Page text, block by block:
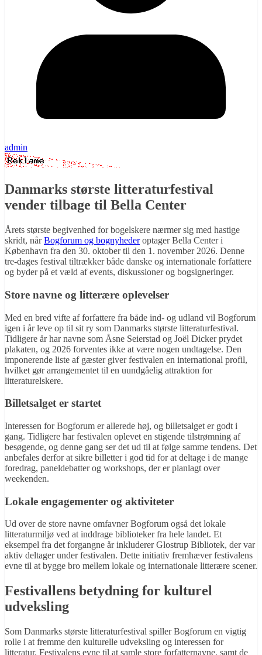
admin
Danmarks største litteraturfestival
vender tilbage til Bella Center
Årets største begivenhed for bogelskere nærmer sig med hastige
skridt, nårBogforum og bognyhederoptager Bella Center i
København fra den 30. oktober til den 1. november 2026. Denne
tre-dages festival tiltrækker både danske og internationale forfattere
og byder på et væld af events, diskussioner og bogsigneringer.
Store navne og litterære oplevelser
Med en bred vifte af forfattere fra både ind- og udland vil Bogforum
igen i år leve op til sit ry som Danmarks største litteraturfestival.
Tidligere år har navne som Åsne Seierstad og Joël Dicker prydet
plakaten, og 2026 forventes ikke at være nogen undtagelse. Den
imponerende liste af gæster giver festivalen en international profil,
hvilket gør arrangementet til en uundgåelig attraktion for
litteraturelskere.
Billetsalget er startet
Interessen for Bogforum er allerede høj, og billetsalget er godt i
gang. Tidligere har festivalen oplevet en stigende tilstrømning af
besøgende, og denne gang ser det ud til at følge samme tendens. Det
anbefales derfor at sikre billetter i god tid for at deltage i de mange
foredrag, paneldebatter og workshops, der er planlagt over
weekenden.
Lokale engagementer og aktiviteter
Ud over de store navne omfavner Bogforum også det lokale
litteraturmiljø ved at inddrage biblioteker fra hele landet. Et
eksempel fra det forgangne år inkluderer Glostrup Bibliotek, der var
aktiv deltager under festivalen. Dette initiativ fremhæver festivalens
evne til at bygge bro mellem lokale og internationale litterære scener.
Festivallens betydning for kulturel
udveksling
Som Danmarks største litteraturfestival spiller Bogforum en vigtig
rolle i at fremme den kulturelle udveksling og interessen for
litteratur. Festivalens evne til at samle store forfatternavne, samt de